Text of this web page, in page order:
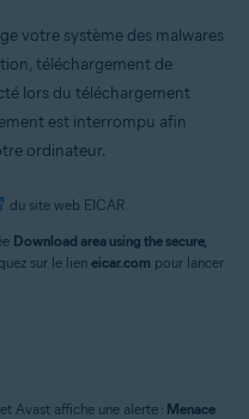
Édition Familiale
Intégrale - Service Pack 1
(32/64 bits)
votre système des malwares
téléchargement de
lors du téléchargement
est interrompu afin
ordinateur.
du site web EICAR.
Download area using the secure,
sur le lien eicar.com pour lancer
Avast affiche une alerte : Menace